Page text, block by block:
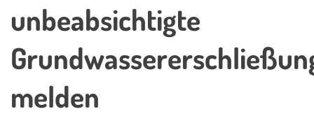
unbeabsichtigte
melden